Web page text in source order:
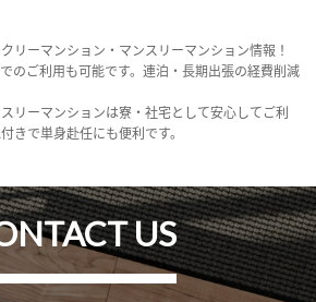
リーマンション・マンスリーマンション情報！
のご利用も可能です。連泊・長期出張の経費削減
リーマンションは寮・社宅として安心してご利
きで単身赴任にも便利です。
US